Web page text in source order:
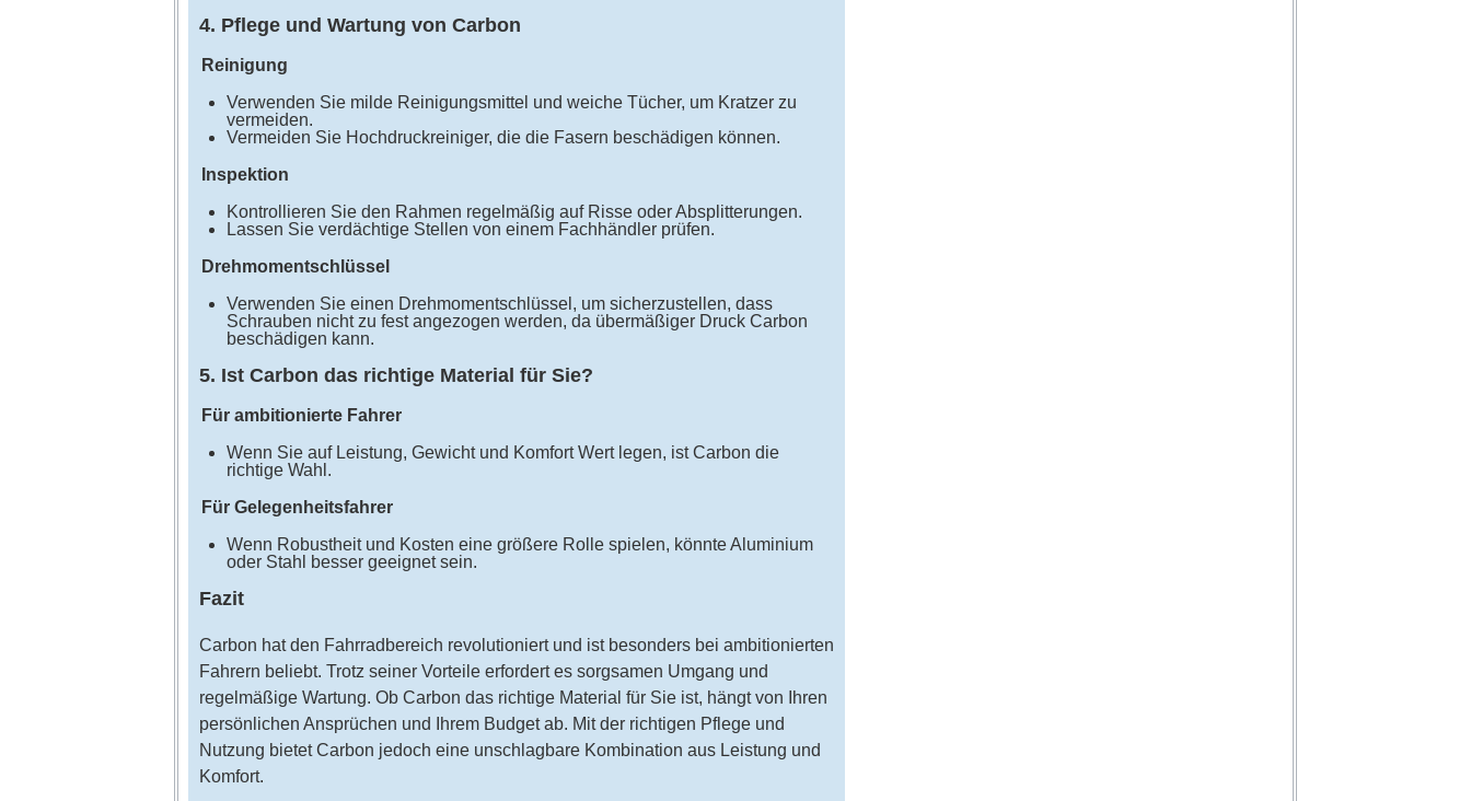
4. Pflege und Wartung von Carbon
Reinigung
Verwenden Sie milde Reinigungsmittel und weiche Tücher, um Kratzer zu
vermeiden.
Vermeiden Sie Hochdruckreiniger, die die Fasern beschädigen können.
Inspektion
Kontrollieren Sie den Rahmen regelmäßig auf Risse oder Absplitterungen.
Lassen Sie verdächtige Stellen von einem Fachhändler prüfen.
Drehmomentschlüssel
Verwenden Sie einen Drehmomentschlüssel, um sicherzustellen, dass
Schrauben nicht zu fest angezogen werden, da übermäßiger Druck Carbon
beschädigen kann.
5. Ist Carbon das richtige Material für Sie?
Für ambitionierte Fahrer
Wenn Sie auf Leistung, Gewicht und Komfort Wert legen, ist Carbon die
richtige Wahl.
Für Gelegenheitsfahrer
Wenn Robustheit und Kosten eine größere Rolle spielen, könnte Aluminium
oder Stahl besser geeignet sein.
Fazit
Carbon hat den Fahrradbereich revolutioniert und ist besonders bei ambitionierten
Fahrern beliebt. Trotz seiner Vorteile erfordert es sorgsamen Umgang und
regelmäßige Wartung. Ob Carbon das richtige Material für Sie ist, hängt von Ihren
persönlichen Ansprüchen und Ihrem Budget ab. Mit der richtigen Pflege und
Nutzung bietet Carbon jedoch eine unschlagbare Kombination aus Leistung und
Komfort.